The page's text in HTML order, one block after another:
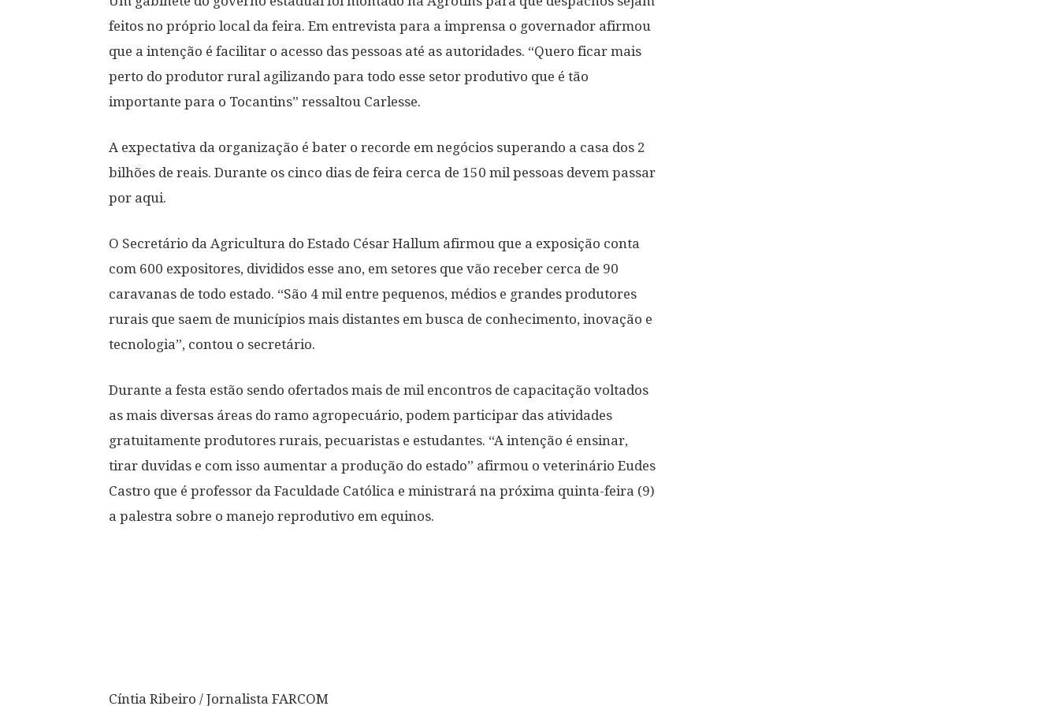
feitos no próprio local da feira. Em entrevista para a imprensa o governador afirmou
que a intenção é facilitar o acesso das pessoas até as autoridades. “Quero ficar mais
perto do produtor rural agilizando para todo esse setor produtivo que é tão
importante para o Tocantins” ressaltou Carlesse.
A expectativa da organização é bater o recorde em negócios superando a casa dos 2
bilhões de reais. Durante os cinco dias de feira cerca de 150 mil pessoas devem passar
por aqui.
O Secretário da Agricultura do Estado César Hallum afirmou que a exposição conta
com 600 expositores, divididos esse ano, em setores que vão receber cerca de 90
caravanas de todo estado. “São 4 mil entre pequenos, médios e grandes produtores
rurais que saem de municípios mais distantes em busca de conhecimento, inovação e
tecnologia”, contou o secretário.
Durante a festa estão sendo ofertados mais de mil encontros de capacitação voltados
as mais diversas áreas do ramo agropecuário, podem participar das atividades
gratuitamente produtores rurais, pecuaristas e estudantes. “A intenção é ensinar,
tirar duvidas e com isso aumentar a produção do estado” afirmou o veterinário Eudes
Castro que é professor da Faculdade Católica e ministrará na próxima quinta-feira (9)
a palestra sobre o manejo reprodutivo em equinos.
Cíntia Ribeiro / Jornalista FARCOM